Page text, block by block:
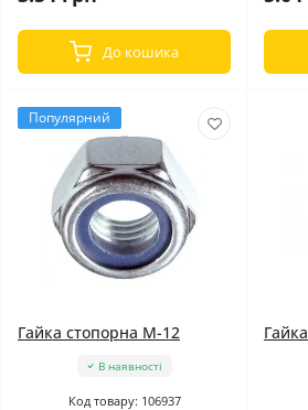
До кошика
Популярний
Гайка стопорна М-12
В наявності
Код товару: 106937